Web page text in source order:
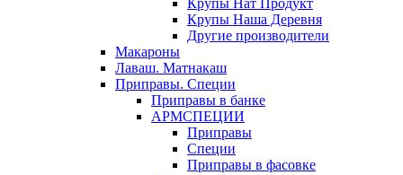
Крупы Нат Продукт
Крупы Наша Деревня
Другие производители
Макароны
Лаваш. Матнакаш
Приправы. Специи
Приправы в банке
АРМСПЕЦИИ
Приправы
Специи
Приправы в фасовке